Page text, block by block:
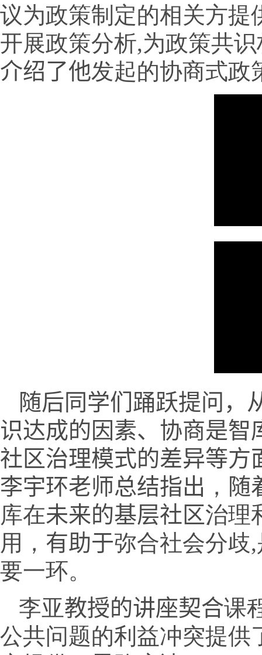
议为政策制定的相关方提
开展政策分析,为政策共
介绍了他发起的协商式政
随后同学们踊跃提问，
识达成的因素、协商是
社区治理模式的差异等方
李宇环老师总结指出 ， 随
库在未来的基层社区治理
用， 有助于弥合社会分歧,
要一环。
李亚教授的讲座契合课
公共问题的利益冲突提供